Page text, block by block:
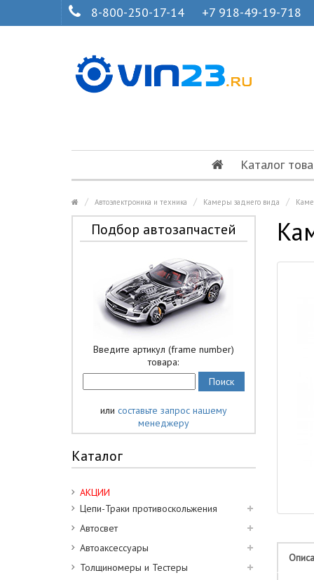
8-800-250-17-14 +7 918-49-19-718
Каталог
Автоэлектроника и техника Камеры заднего вида
Подбор автозапчастей
Введите артикул (frame number)
товара:
или составьте запрос нашему
менеджеру
Каталог
АКЦИИ
Цепи-Траки противоскольжения
Автосвет
Автоаксессуары
Толщиномеры и Тестеры